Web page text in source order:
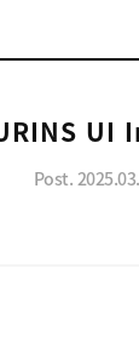
UI
Post.